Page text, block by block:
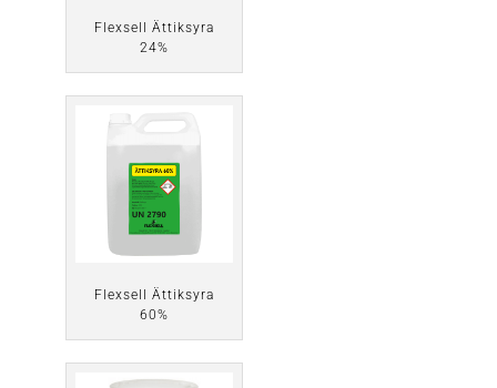
Flexsell Ättiksyra
24%
Flexsell Ättiksyra
60%